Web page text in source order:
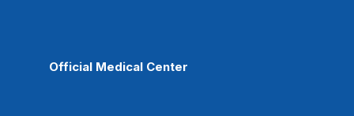
Official Medical Center